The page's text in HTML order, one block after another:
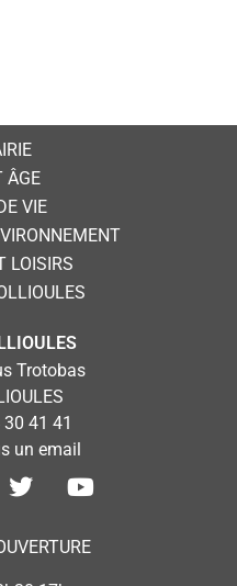
ÂGE
VIE
LOISIRS
Trotobas
41 41
un email